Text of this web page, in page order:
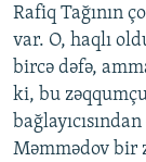
Rafiq Tağının
var. O, haqlı
bircə dəfə,
ki, bu
Məmmədov bir